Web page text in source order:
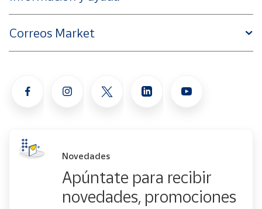
Correos Market
Novedades
Apúntate para recibir
novedades, promociones